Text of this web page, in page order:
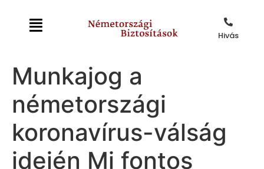
Hivás
Munkajog a
németországi
koronavírus-válság
idején Mi fontos